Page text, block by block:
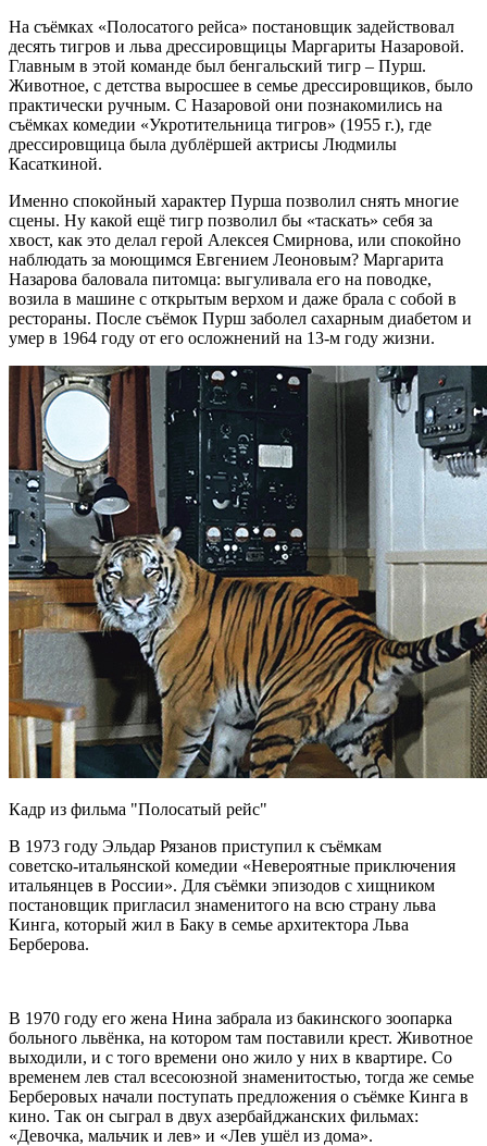
На съёмках «Полосатого рейса» постановщик задействовал
десять тигров и льва дрессировщицы Маргариты Назаровой.
Главным в этой команде был бенгальский тигр – Пурш.
Животное, с детства выросшее в семье дрессировщиков, было
практически ручным. С Назаровой они познакомились на
съёмках комедии «Укротительница тигров» (1955 г.), где
дрессировщица была дублёршей актрисы Людмилы
Касаткиной.
Именно спокойный характер Пурша позволил снять многие
сцены. Ну какой ещё тигр позволил бы «таскать» себя за
хвост, как это делал герой Алексея Смирнова, или спокойно
наблюдать за моющимся Евгением Леоновым? Маргарита
Назарова баловала питомца: выгуливала его на поводке,
возила в машине с открытым верхом и даже брала с собой в
рестораны. После съёмок Пурш заболел сахарным диабетом и
умер в 1964 году от его осложнений на 13‑м году жизни.
Кадр из фильма "Полосатый рейс"
В 1973 году Эльдар Рязанов приступил к съёмкам
советско‑итальянской комедии «Невероятные приключения
итальянцев в России». Для съёмки эпизодов с хищником
постановщик пригласил знаменитого на всю страну льва
Кинга, который жил в Баку в семье архитектора Льва
Берберова.
В 1970 году его жена Нина забрала из бакинского зоопарка
больного львёнка, на котором там поставили крест. Животное
выходили, и с того времени оно жило у них в квартире. Со
временем лев стал всесоюзной знаменитостью, тогда же семье
Берберовых начали поступать предложения о съёмке Кинга в
кино. Так он сыграл в двух азербайджанских фильмах:
«Девочка, мальчик и лев» и «Лев ушёл из дома».